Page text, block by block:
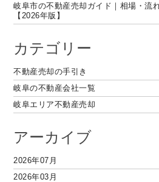
岐阜市の不動産売却ガイド｜相場・流
【2026年版】
カテゴリー
不動産売却の手引き
岐阜の不動産会社一覧
岐阜エリア不動産売却
アーカイブ
2026年07月
2026年03月